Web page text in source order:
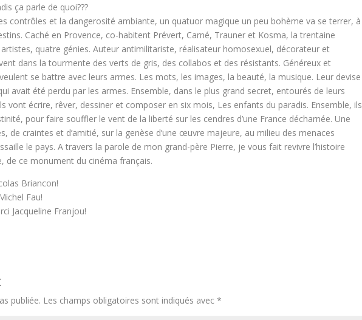
ça parle de quoi???
contrôles et la dangerosité ambiante, un quatuor magique un peu bohème va se terrer, à
Caché en Provence, co-habitent Prévert, Carné, Trauner et Kosma, la trentaine
quatre génies. Auteur antimilitariste, réalisateur homosexuel, décorateur et
dans la tourmente des verts de gris, des collabos et des résistants. Généreux et
se battre avec leurs armes. Les mots, les images, la beauté, la musique. Leur devise
avait été perdu par les armes. Ensemble, dans le plus grand secret, entourés de leurs
vont écrire, rêver, dessiner et composer en six mois, Les enfants du paradis. Ensemble, ils
pour faire souffler le vent de la liberté sur les cendres d’une France décharnée. Une
de craintes et d’amitié, sur la genèse d’une œuvre majeure, au milieu des menaces
le pays. A travers la parole de mon grand-père Pierre, je vous fait revivre l’histoire
de ce monument du cinéma français.
Briancon!
Fau!
Jacqueline Franjou!
publiée. Les champs obligatoires sont indiqués avec *